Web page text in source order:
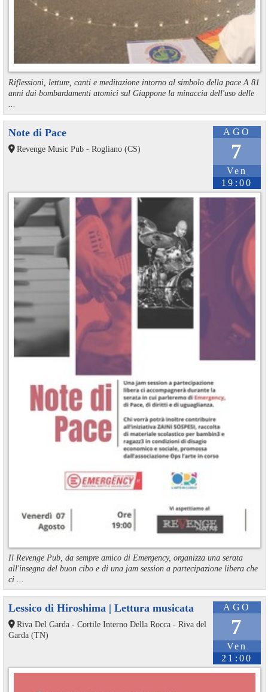
Riflessioni, letture, canti e meditazione intorno al simbolo della pace A 81
anni dai bombardamenti atomici sul Giappone la minaccia dell'uso delle
AGO
7
Ven
19:00
Note di Pace
Revenge Music Pub - Rogliano (CS)
Il Revenge Pub, da sempre amico di Emergency, organizza una serata
all'insegna del buon cibo e di una jam session a partecipazione libera che
ci ...
AGO
7
Ven
21:00
Lessico di Hiroshima | Lettura musicata
Riva Del Garda - Cortile Interno Della Rocca - Riva del
Garda (TN)